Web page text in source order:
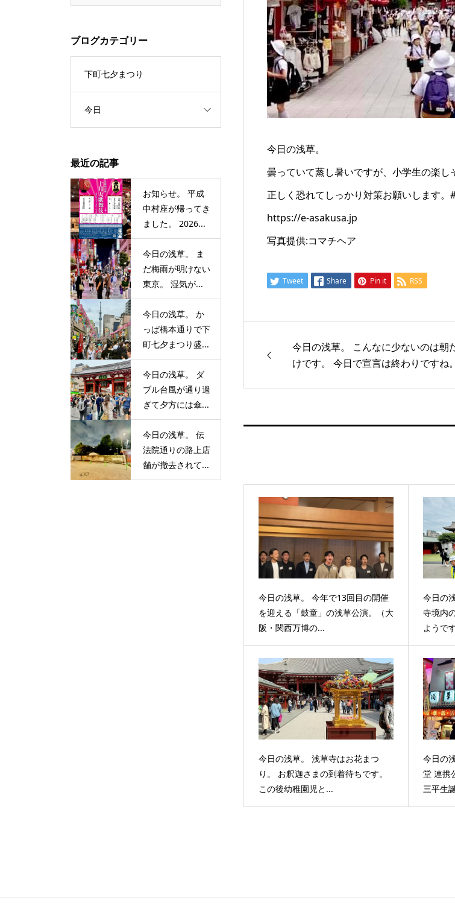
今日の浅草。
曇っていて蒸し暑いですが、小学生の楽し
正しく恐れてしっかり対策お願いします
https://e-asakusa.jp
写真提供:コマチヘア
Tweet Share Pin it RSS
今日の浅草。 こんなに少ないのは朝
けです。 今日で宣言は終わりですね
今日の浅草。 今年で13回目の開催
を迎える「鼓童」の浅草公演。（大
阪・関西万博の...
今日の
寺境内
ようで
今日の浅草。 浅草寺はお花まつ
り。 お釈迦さまの到着待ちです。
この後幼稚園児と...
今日の
堂 連携
三平生
ブログカテゴリー
下町七夕まつり
今日
最近の記事
お知らせ。 平成
中村座が帰ってき
ました。 2026...
今日の浅草。 ま
だ梅雨が明けない
東京。 湿気が...
今日の浅草。 か
っぱ橋本通りで下
町七夕まつり盛...
今日の浅草。 ダ
ブル台風が通り過
ぎて夕方には傘...
今日の浅草。 伝
法院通りの路上店
舗が撤去されて...